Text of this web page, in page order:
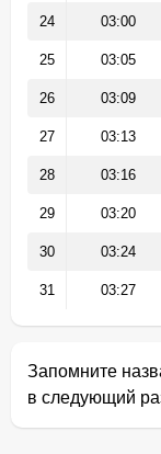
24 03:00
25 03:05
26 03:09
27 03:13
28 03:16
29 03:20
30 03:24
31 03:27
Запомните
в следующий